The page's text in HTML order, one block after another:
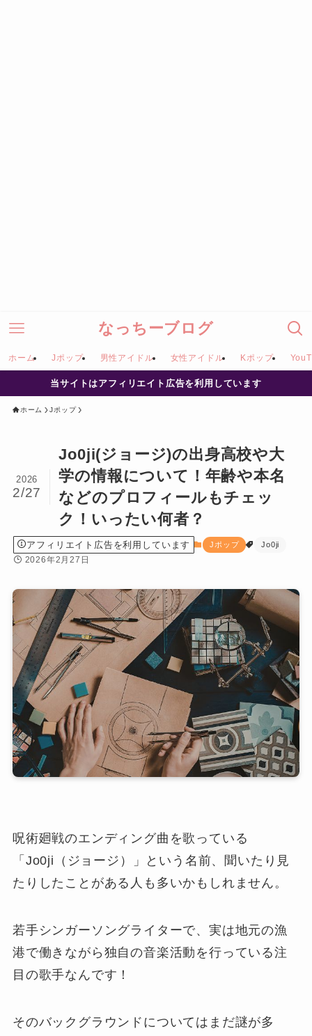
なっちーブログ
ホーム Jポップ 男性アイドル 女性アイドル Kポップ
当サイトはアフィリエイト広告を利用しています
ホーム Jポップ
Jo0ji(ジョージ)の出身高校や大
学の情報について！年齢や本名
などのプロフィールもチェッ
ク！いったい何者？
2026
2/27
アフィリエイト広告を利用しています Jポップ Jo0ji
2026年2月27日
呪術廻戦のエンディング曲を歌っている
「Jo0ji（ジョージ）」という名前、聞いたり見
たりしたことがある人も多いかもしれません。
若手シンガーソングライターで、実は地元の漁
港で働きながら独自の音楽活動を行っている注
目の歌手なんです！
そのバックグラウンドについてはまだ謎が多